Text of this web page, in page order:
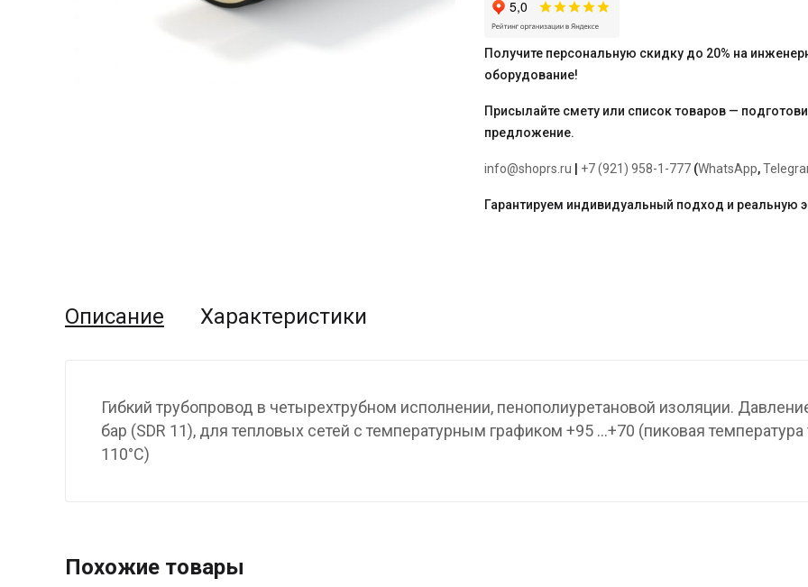
Получите персональную скидку до 20% на
оборудование!
Присылайте смету или список товаров —
предложение.
info@shoprs.ru +7 (921) 958-1-777 (WhatsApp,
Гарантируем индивидуальный подход и реальную
Описание Характеристики
Гибкий трубопровод в четырехтрубном исполнении, пенополиуретановой изоляции.
бар (SDR 11), для тепловых сетей с температурным графиком +95 …+70 (пиковая температура
110°С)
Похожие товары